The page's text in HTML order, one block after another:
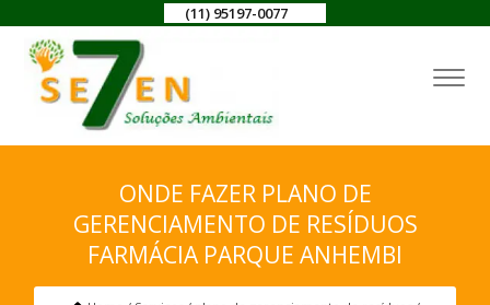
(11) 95197-0077
ONDE FAZER PLANO DE
GERENCIAMENTO DE RESÍDUOS
FARMÁCIA PARQUE ANHEMBI